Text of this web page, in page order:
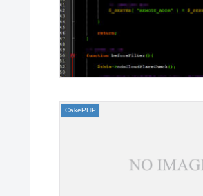
CakePHP